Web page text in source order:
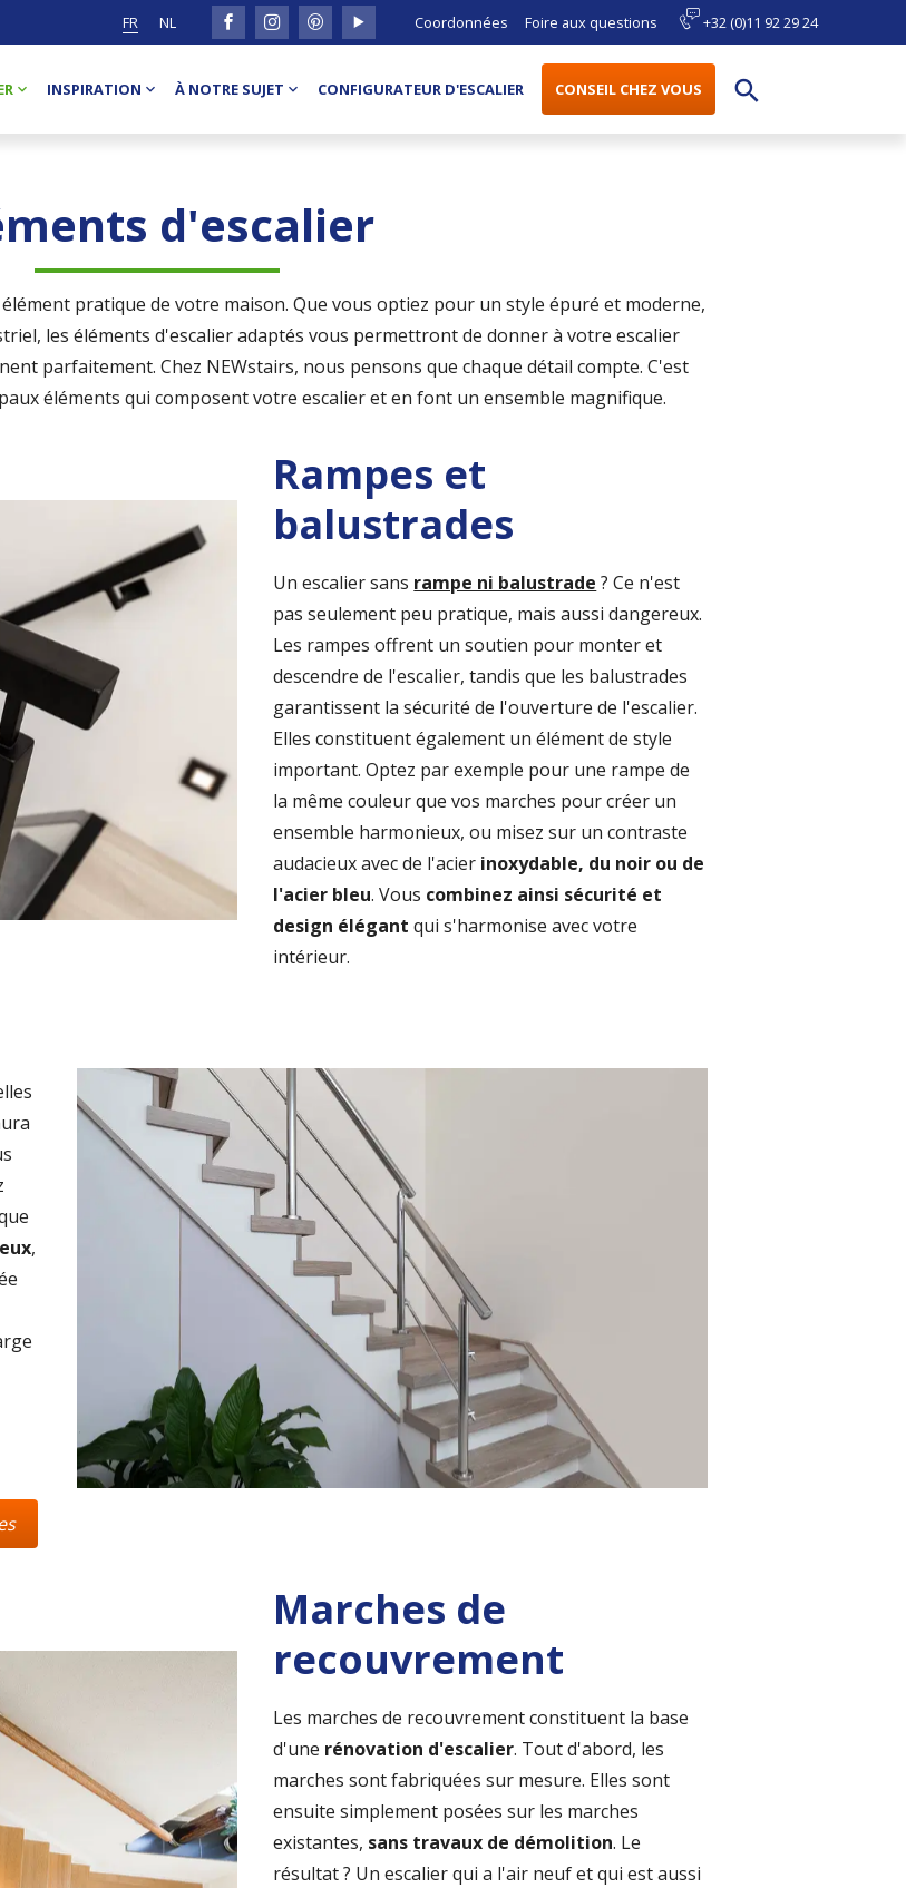
FR NL Coordonnées Foire aux questions +32 (0)11 92 29 24
INSPIRATION À NOTRE SUJET CONFIGURATEUR D'ESCALIER CONSEIL CHEZ VOUS search
d'escalier
pratique de votre maison. Que vous optiez pour un style épuré et moderne,
les éléments d'escalier adaptés vous permettront de donner à votre escalier
parfaitement. Chez NEWstairs, nous pensons que chaque détail compte. C'est
éléments qui composent votre escalier et en font un ensemble magnifique.
Rampes et
balustrades
Un escalier sans rampe ni balustrade ? Ce n'est
pas seulement peu pratique, mais aussi dangereux.
Les rampes offrent un soutien pour monter et
descendre de l'escalier, tandis que les balustrades
garantissent la sécurité de l'ouverture de l'escalier.
Elles constituent également un élément de style
important. Optez par exemple pour une rampe de
la même couleur que vos marches pour créer un
ensemble harmonieux, ou misez sur un contraste
audacieux avec de l'acier inoxydable, du noir ou de
l'acier bleu. Vous combinez ainsi sécurité et
design élégant qui s'harmonise avec votre
intérieur.
,
Marches de
recouvrement
Les marches de recouvrement constituent la base
d'une rénovation d'escalier. Tout d'abord, les
marches sont fabriquées sur mesure. Elles sont
ensuite simplement posées sur les marches
existantes, sans travaux de démolition. Le
résultat ? Un escalier qui a l'air neuf et qui est aussi